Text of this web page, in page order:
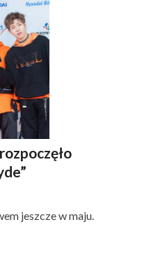
jeszcze w maju.